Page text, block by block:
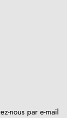
nous par e-mail